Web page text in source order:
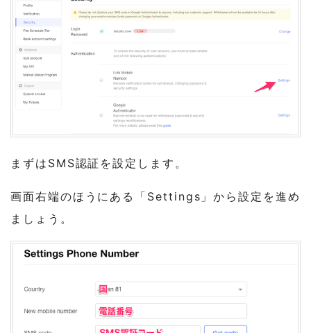
まずはSMS認証を設定します。
画面右端のほうにある「Settings」から設定を進め
ましょう。